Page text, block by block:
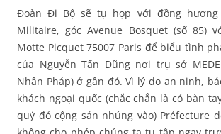
Đoàn Đi Bộ sẽ tụ họp với đồng hương
Militaire, góc Avenue Bosquet (số 85)
Motte Picquet 75007 Paris để biểu tình
của Nguyễn Tấn Dũng nơi trụ sở
Nhân Pháp) ở gần đó. Vì lý do an ninh, bảo
khách ngoại quốc (chắc chắn là có bàn
quỷ đỏ cộng sản nhúng vào) Préfecture